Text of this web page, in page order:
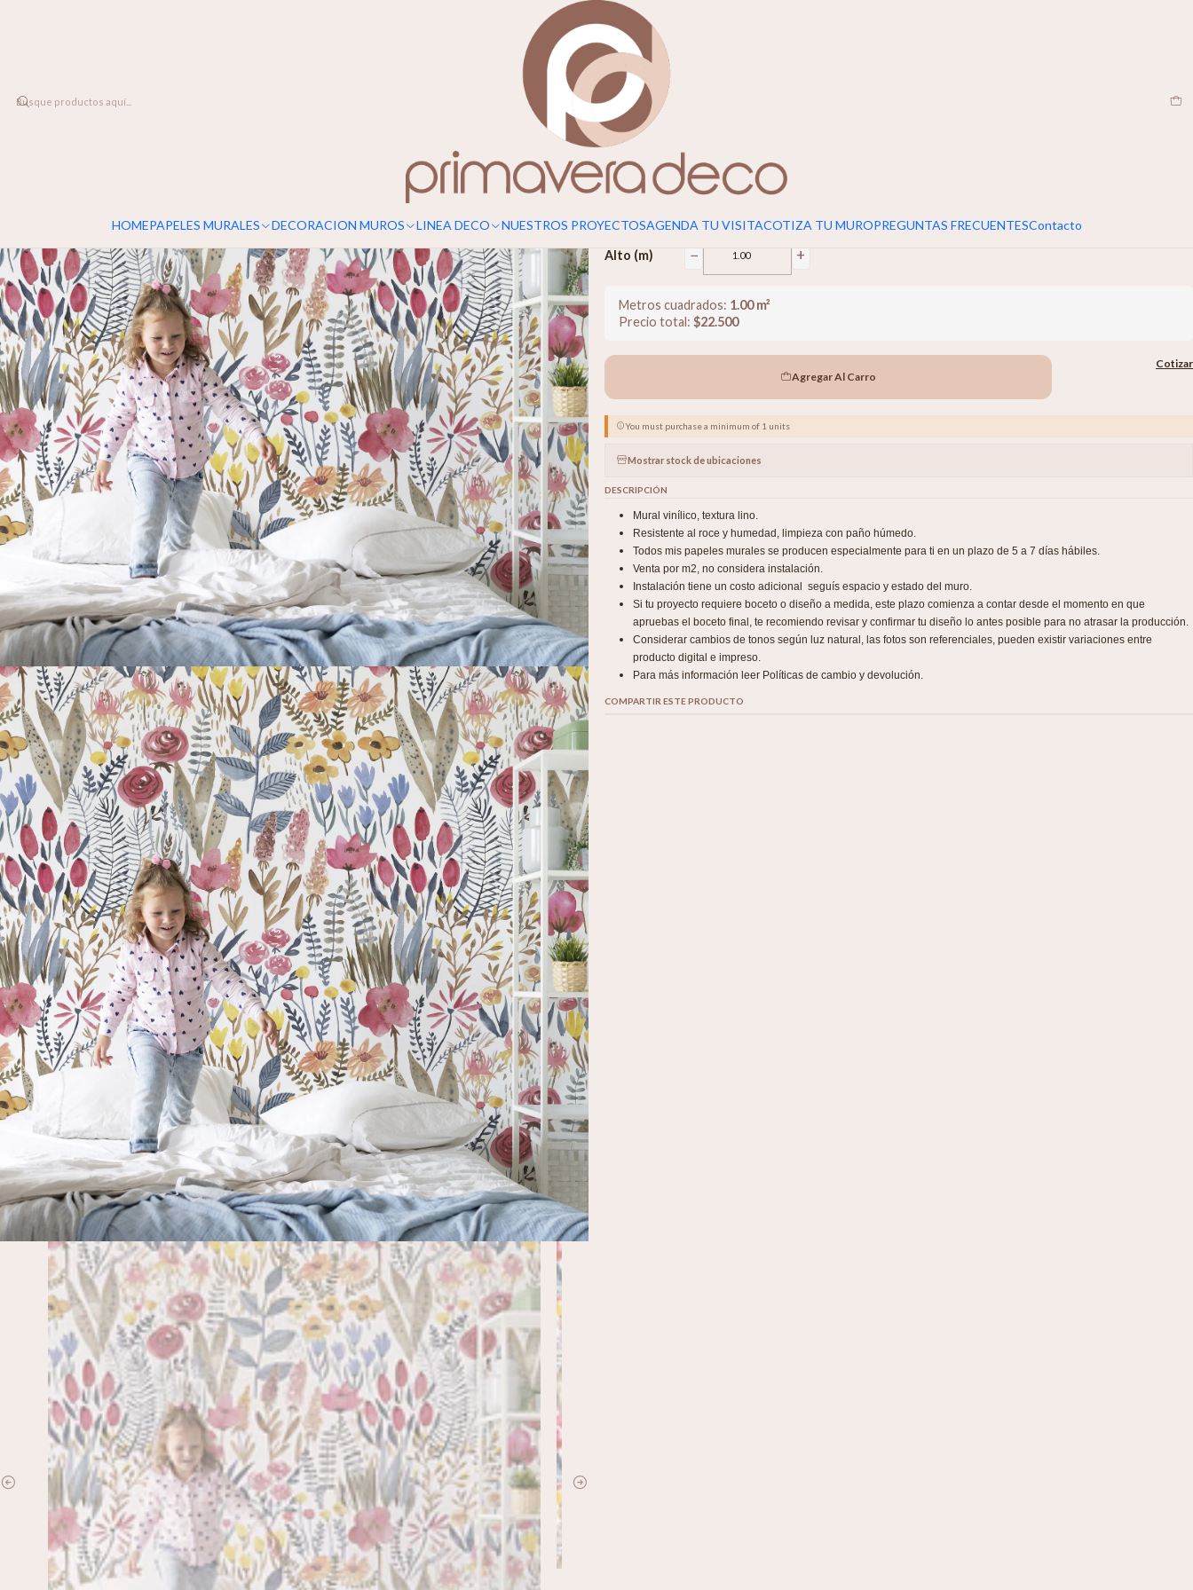
HOMEPAPELES MURALES DECORACION MUROS LINEA DECO NUESTROS PROYECTOSAGENDA TU VISITACOTIZA TU MUROPREGUNTAS FRECUENTESContacto
Para un calce perfecto, considerar sumar 5cm extra al ancho y alto de tu muro
Flores de Verano
$22.500
Alto (m) − +
Metros cuadrados: 1.00m²
Precio total: $22.500
Agregar Al Carro
Cotizar
You must purchase a minimum of 1 units
Mostrar stock de ubicaciones
DESCRIPCIÓN
Mural vinílico, textura lino.
Resistente al roce y humedad, limpieza con paño húmedo.
Todos mis papeles murales se producen especialmente para ti en un plazo de 5 a 7 días hábiles.
Venta por m2, no considera instalación.
Instalación tiene un costo adicional seguís espacio y estado del muro.
Si tu proyecto requiere boceto o diseño a medida, este plazo comienza a contar desde el momento en que
apruebas el boceto final, te recomiendo revisar y confirmar tu diseño lo antes posible para no atrasar la producción.
Considerar cambios de tonos según luz natural, las fotos son referenciales, pueden existir variaciones entre
producto digital e impreso.
Para más información leer Políticas de cambio y devolución.
COMPARTIR ESTE PRODUCTO